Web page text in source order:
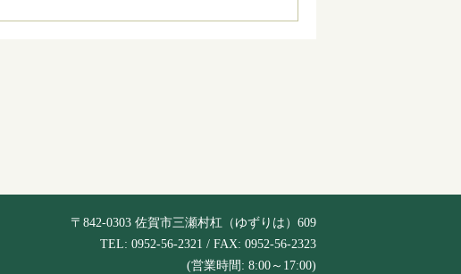
〒842-0303 佐賀市三瀬村杠（ゆずりは）609
TEL: 0952-56-2321 / FAX: 0952-56-2323
(営業時間: 8:00～17:00)